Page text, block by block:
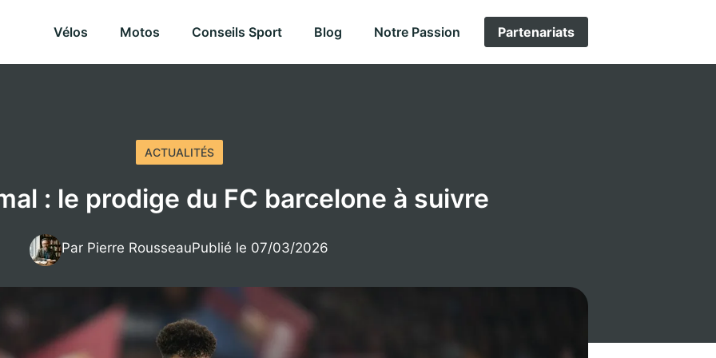
Vélos Motos Conseils Sport Blog Notre Passion Partenariats
ACTUALITÉS
: le prodige du FC barcelone à suivre
Par Pierre RousseauPublié le 07/03/2026